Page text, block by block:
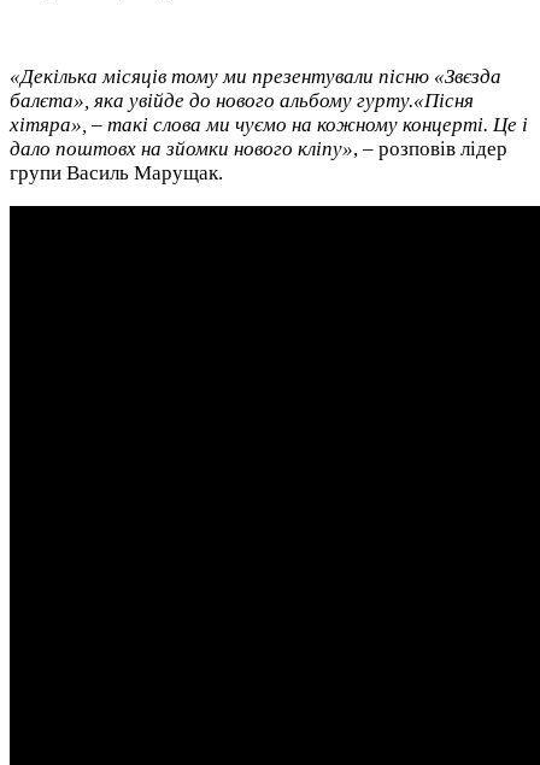
«Декілька місяців тому ми презентували пісню «Звєзда
балєта», яка увійде до нового альбому гурту.«Пісня
хітяра», – такі слова ми чуємо на кожному концерті. Це і
дало поштовх на зйомки нового кліпу», – розповів лідер
групи Василь Марущак.